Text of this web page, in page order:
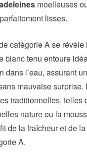
moelleuses
parfaitement lisses.
catégorie A se
blanc tenu entoure
dans l’eau, assurant
mauvaise surprise.
traditionnelles, telles
nature ou la
de la fraîcheur et de
A.